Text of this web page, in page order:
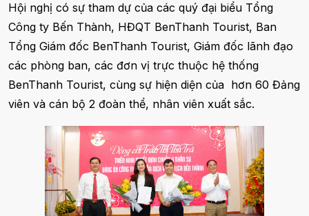
Hội nghị có sự tham dự của các quý đại biểu Tổng
Công ty Bến Thành, HĐQT BenThanh Tourist, Ban
Tổng Giám đốc BenThanh Tourist, Giám đốc lãnh đạo
các phòng ban, các đơn vị trực thuộc hệ thống
BenThanh Tourist, cùng sự hiện diện của hơn 60 Đảng
viên và cán bộ 2 đoàn thể, nhân viên xuất sắc.